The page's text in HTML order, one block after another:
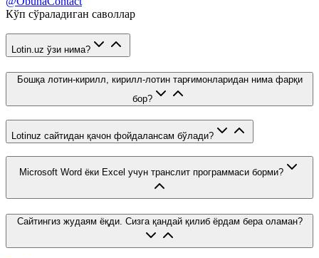
Кўп сўраладиган саволлар
Lotin.uz ўзи нима?
Бошқа лотин-кирилл, кирилл-лотин тарғимонларидан нима фарқи
бор?
Lotinuz сайтидан қачон фойдалансам бўлади?
Microsoft Word ёки Excel учун транслит программаси борми?
Сайтингиз жудаям ёқди. Сизга қандай қилиб ёрдам бера оламан?